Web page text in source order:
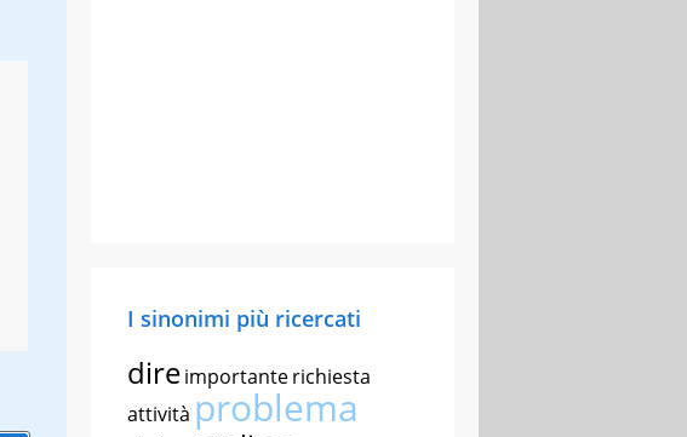
I sinonimi più ricercati
direimportanterichiesta
attività problema